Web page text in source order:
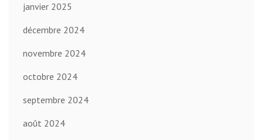
janvier 2025
décembre 2024
novembre 2024
octobre 2024
septembre 2024
août 2024